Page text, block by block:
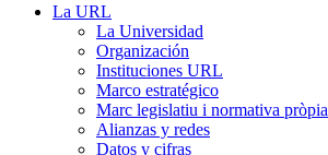
La URL
La Universidad
Organización
Instituciones URL
Marco estratégico
Marc legislatiu i normativa pròpia
Alianzas y redes
Datos y cifras